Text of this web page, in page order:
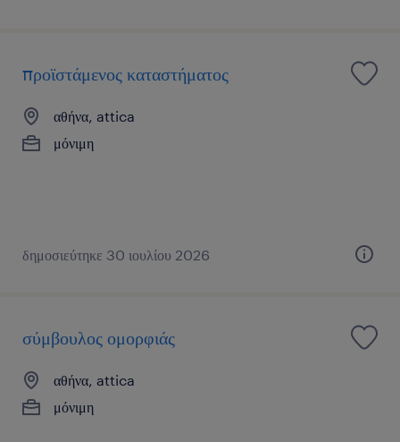
προϊστάμενος καταστήματος
αθήνα, attica
μόνιμη
δημοσιεύτηκε 30 ιουλίου 2026
σύμβουλος ομορφιάς
αθήνα, attica
μόνιμη